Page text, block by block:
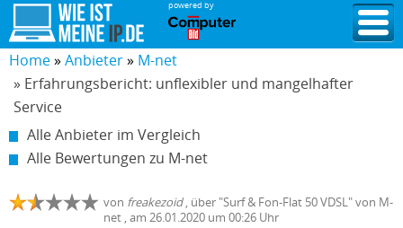
powered by
Home Anbieter
M-net
» Erfahrungsbericht: unflexibler und mangelhafter
Service
Alle Anbieter im Vergleich
Alle Bewertungen zu M-net
von freakezoid, über "Surf & Fon-Flat 50 VDSL" von M-
net , am 26.01.2020 um 00:26 Uhr